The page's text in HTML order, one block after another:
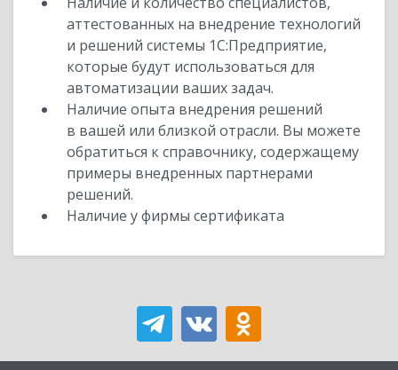
аттестованных на внедрение технологий
и решений системы 1С:Предприятие,
которые будут использоваться для
автоматизации ваших задач.
Наличие опыта внедрения решений
в вашей или близкой отрасли. Вы можете
обратиться к справочнику, содержащему
примеры внедренных партнерами
решений.
Наличие у фирмы сертификата